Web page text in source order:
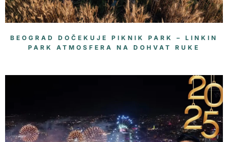
BEOGRAD DOČEKUJE PIKNIK PARK – LINKIN
PARK ATMOSFERA NA DOHVAT RUKE